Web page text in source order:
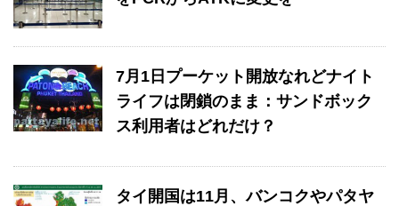
7月1日プーケット開放なれどナイト
ライフは閉鎖のまま：サンドボック
ス利用者はどれだけ？
タイ開国は11月、バンコクやパタヤ